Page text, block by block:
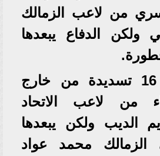
من لاعب الزمالك
الدفاع يبعدها
في الدقيقة 16 تسديدة من خارج
من لاعب الاتحاد
الديب ولكن يبعدها
محمد عواد